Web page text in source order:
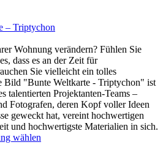
– Triptychon
Wohnung verändern? Fühlen Sie
dass es an der Zeit für
Sie vielleicht ein tolles
Bild "Bunte Weltkarte - Triptychon" ist
talentierten Projektanten-Teams –
Fotografen, deren Kopf voller Ideen
geweckt hat, vereint hochwertigen
und hochwertigste Materialien in sich.
wählen